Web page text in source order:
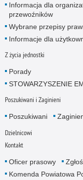
Informacja dla
przewoźników
Wybrane przepisy
Informacje dla
Z życia jednostki
Porady
STOWARZYSZENIE
Poszukiwani i Zaginieni
Poszukiwani
Dzielnicowi
Kontakt
Oficer prasowy
Komenda Powiatowa